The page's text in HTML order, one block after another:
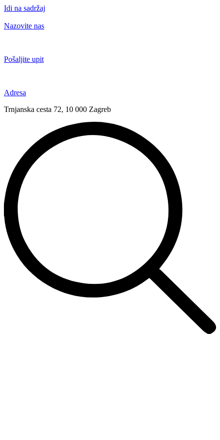
Idi na sadržaj
Nazovite nas
Pošaljite upit
Adresa
Trnjanska cesta 72, 10 000 Zagreb